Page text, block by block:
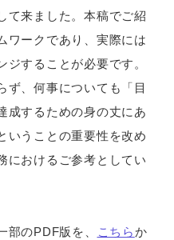
て来ました。本稿でご紹
ワークであり、実際には
することが必要です。
ず、何事についても「目
成するための身の丈にあ
いうことの重要性を改め
におけるご参考としてい
部のPDF版を、 こちらか